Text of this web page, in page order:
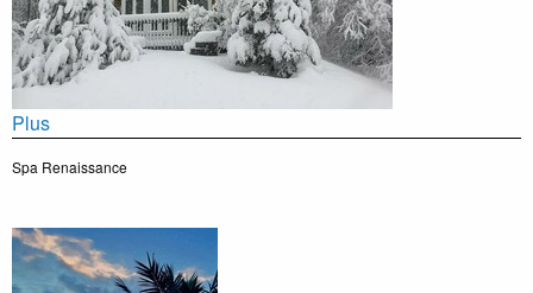
Plus
Spa Renaissance